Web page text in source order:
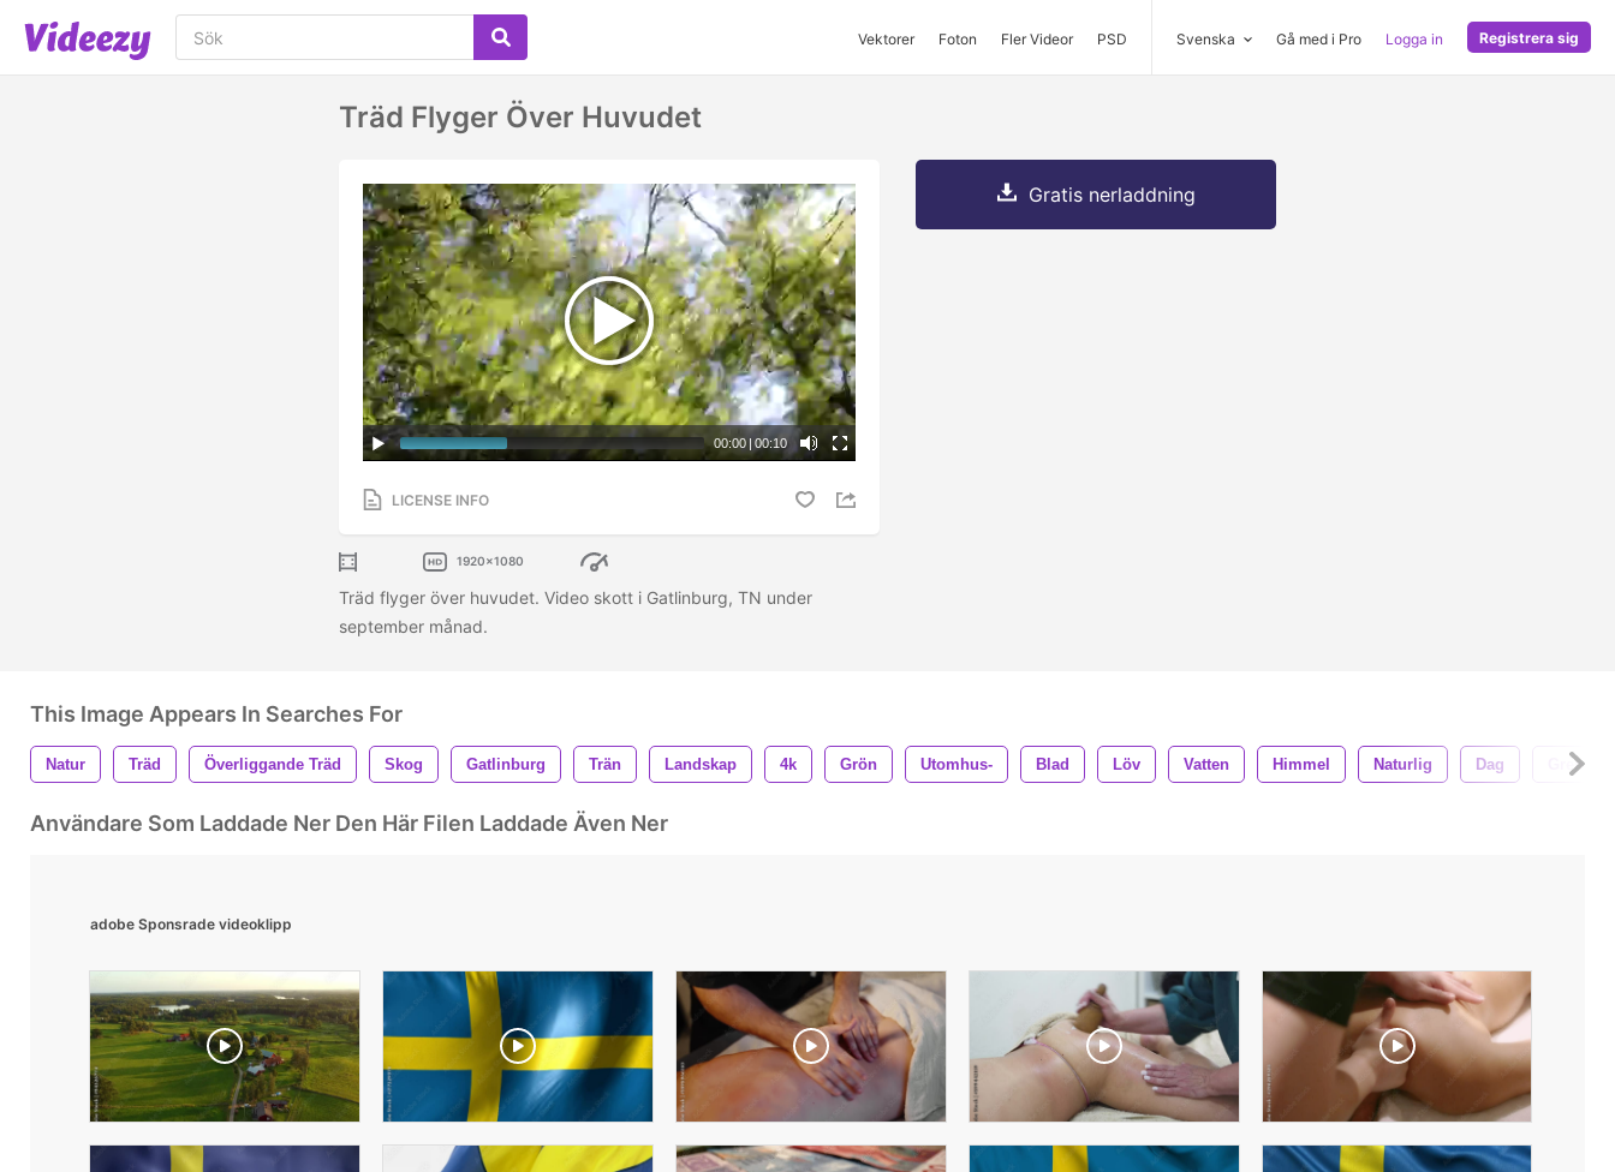
Vektorer Foton Fler Videor PSD Svenska Gå med i Pro Logga in Registrera sig
Träd Flyger Över Huvudet
00:00 | 00:10
LICENSE INFO
1920x1080
Träd flyger över huvudet. Video skott i Gatlinburg, TN under
september månad.
Gratis nerladdning
This Image Appears In Searches For
Natur Träd Överliggande Träd Skog Gatlinburg Trän Landskap 4k Grön Utomhus- Blad Löv Vatten Himmel Naturlig Dag Gren
Användare Som Laddade Ner Den Här Filen Laddade Även Ner
adobe Sponsrade videoklipp